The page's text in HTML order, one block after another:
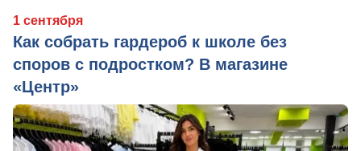
1 сентября
Как собрать гардероб к школе без
споров с подростком? В магазине
«Центр»